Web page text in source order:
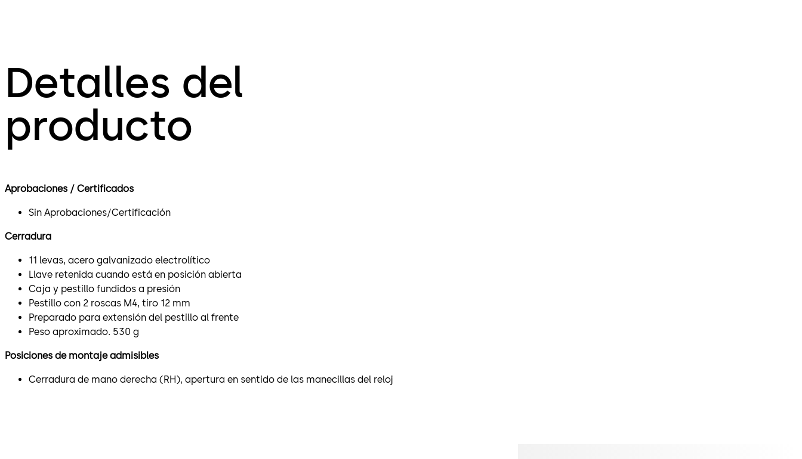
Detalles del
producto
Aprobaciones / Certificados
Sin Aprobaciones/Certificación
Cerradura
11 levas, acero galvanizado electrolítico
Llave retenida cuando está en posición abierta
Caja y pestillo fundidos a presión
Pestillo con 2 roscas M4, tiro 12 mm
Preparado para extensión del pestillo al frente
Peso aproximado. 530 g
Posiciones de montaje admisibles
Cerradura de mano derecha (RH), apertura en sentido de las manecillas del reloj